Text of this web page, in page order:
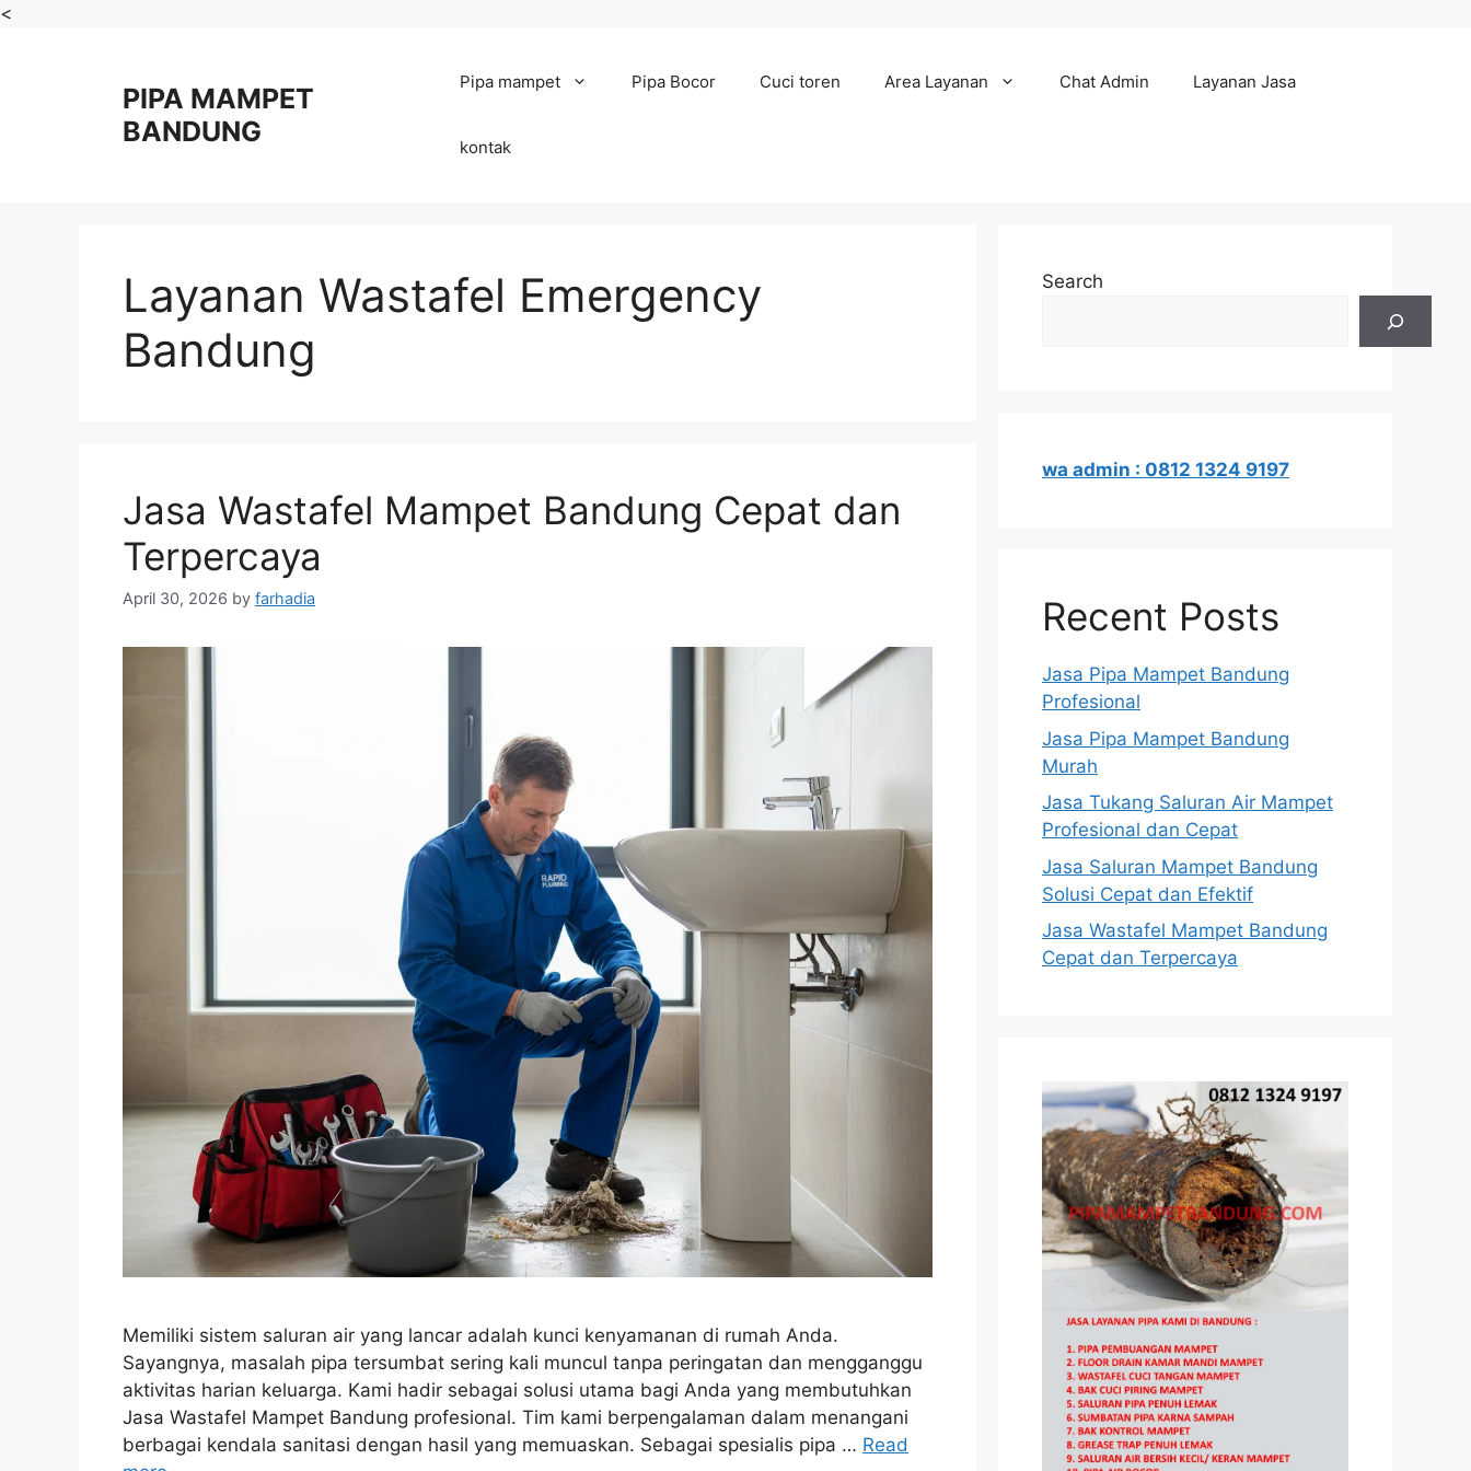
<
PIPA MAMPET
BANDUNG
Pipa mampet Pipa Bocor Cuci toren Area Layanan Chat Admin Layanan Jasa
kontak
Layanan Wastafel Emergency
Bandung
Jasa Wastafel Mampet Bandung Cepat dan
Terpercaya
April 30, 2026 by farhadia
Memiliki sistem saluran air yang lancar adalah kunci kenyamanan di rumah Anda.
Sayangnya, masalah pipa tersumbat sering kali muncul tanpa peringatan dan mengganggu
aktivitas harian keluarga. Kami hadir sebagai solusi utama bagi Anda yang membutuhkan
Jasa Wastafel Mampet Bandung profesional. Tim kami berpengalaman dalam menangani
berbagai kendala sanitasi dengan hasil yang memuaskan. Sebagai spesialis pipa … Read
Search
wa admin : 0812 1324 9197
Recent Posts
Jasa Pipa Mampet Bandung
Profesional
Jasa Pipa Mampet Bandung
Murah
Jasa Tukang Saluran Air Mampet
Profesional dan Cepat
Jasa Saluran Mampet Bandung
Solusi Cepat dan Efektif
Jasa Wastafel Mampet Bandung
Cepat dan Terpercaya